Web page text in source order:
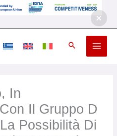
In
Il Gruppo D
Possibilità Di